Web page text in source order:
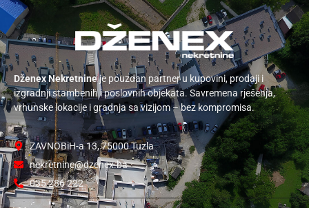
Dženex Nekretnineje pouzdan partner u kupovini, prodaji i
izgradnji stambenih i poslovnih objekata. Savremena rješenja,
vrhunske lokacije i gradnja sa vizijom – bez kompromisa.
ZAVNOBiH-a 13, 75000 Tuzla
nekretnine@dzenex.ba
035 286 222